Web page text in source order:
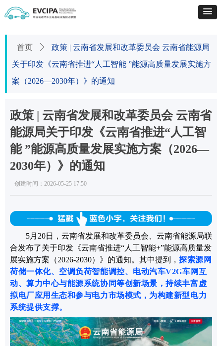
首页 ꄲ
政策 | 云南省发展和改革委员会 云南省能源局
关于印发《云南省推进“人工智能 ”能源高质量发展实施方
案（2026—2030年）》的通知
政策 | 云南省发展和改革委员会 云南省
能源局关于印发《云南省推进“人工智
能 ”能源高质量发展实施方案（2026—
2030年）》的通知
创建时间： 2026-05-25 17:50
5月20日，云南省发展和改革委员会、云南省能源局联
合发布了关于印发《云南省推进“人工智能+”能源高质量发
展实施方案（2026-2030）》的通知。其中提到， 探索源网
荷储一体化、空调负荷智能调控、电动汽车V2G车网互
动、算力中心与能源系统协同等创新场景，持续丰富虚
拟电厂应用生态和参与电力市场模式，为构建新型电力
系统提供支撑。